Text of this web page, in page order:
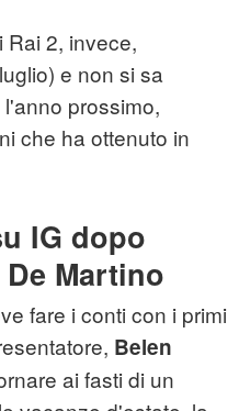
Rai 2, invece,
e non si sa
prossimo,
che ha ottenuto in
IG dopo
Martino
fare i conti con i primi
Belen
ai fasti di un